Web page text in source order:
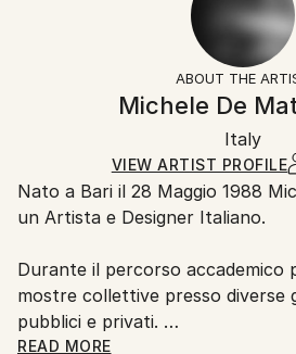
Black Canvas
Ships in a Box
All Open Edition prints are final
ineligible for returns. Visit our
Ships in a box. Art prints are
by our printing partner.
Ships From:
Printing facility in California.
ABOUT THE
Michele De
Italy
VIEW ARTIST PROFILE
Nato a Bari il 28 Maggio 1988
un Artista e Designer Italiano.
Durante il percorso accademico
mostre collettive presso diverse
pubblici e privati.
READ MORE